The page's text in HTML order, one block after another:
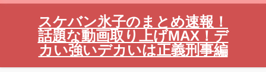
スケバン氷子のまとめ速報！
話題な動画取り上げMAX！デ
カい強いデカいは正義刑事編